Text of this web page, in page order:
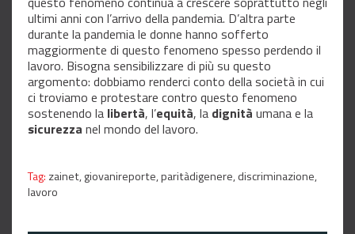
ultimi anni con l’arrivo della pandemia. D’altra parte
durante la pandemia le donne hanno sofferto
maggiormente di questo fenomeno spesso perdendo il
lavoro. Bisogna sensibilizzare di più su questo
argomento: dobbiamo renderci conto della società in cui
ci troviamo e protestare contro questo fenomeno
sostenendo la libertà, l’equità, la dignità umana e la
sicurezza nel mondo del lavoro.
Tag: zainet,giovanireporte,paritàdigenere,discriminazione,
lavoro